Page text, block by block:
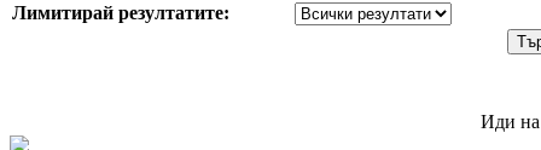
Лимитирай резултатите:
Иди